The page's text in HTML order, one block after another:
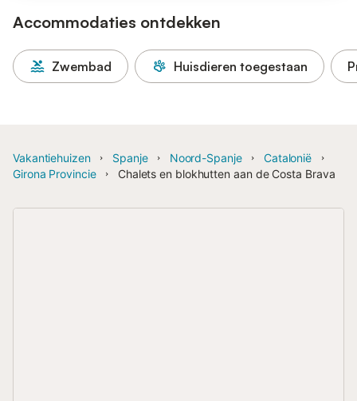
Accommodaties ontdekken
Zwembad Huisdieren toegestaan
Vakantiehuizen Spanje Noord-Spanje
Catalonië
Girona Provincie
Chalets en blokhutten aan de Costa Brava